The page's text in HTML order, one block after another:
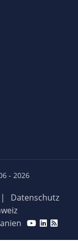
- 2026
|
Datenschutz